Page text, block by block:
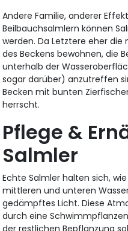
Andere Familie, anderer
Beilbauchsalmlern können
werden. Da Letztere eher
des Beckens bewohnen, die
unterhalb der
sogar darüber) anzutreffen
Becken mit bunten
herrscht.
Pflege &
Salmler
Echte Salmler halten sich,
mittleren und unteren
gedämpftes Licht. Diese
durch eine
der restlichen Bepflanzung